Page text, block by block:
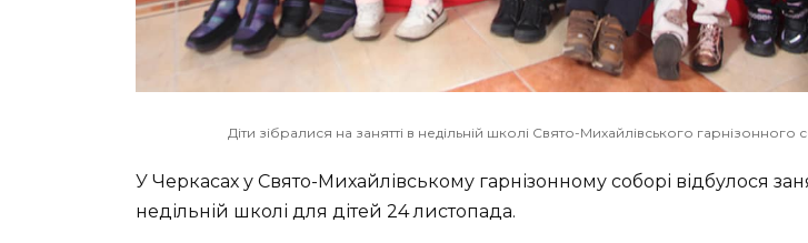
Діти зібралися на занятті в недільній школі Свято-Михайлівського гарнізонного
У Черкасах у Свято-Михайлівському гарнізонному соборі відбулося
недільній школі для дітей 24 листопада.